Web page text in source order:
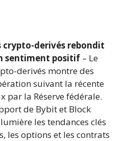
crypto-derivés rebondit
sentiment positif – Le
derivés montre des
suivant la récente
par la Réserve fédérale.
de Bybit et Block
les tendances clés
les options et les contrats